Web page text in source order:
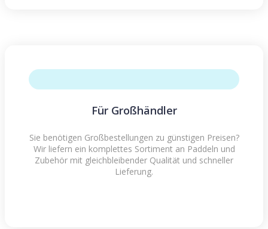
Für Großhändler
Sie benötigen Großbestellungen zu günstigen Preisen?
Wir liefern ein komplettes Sortiment an Paddeln und
Zubehör mit gleichbleibender Qualität und schneller
Lieferung.